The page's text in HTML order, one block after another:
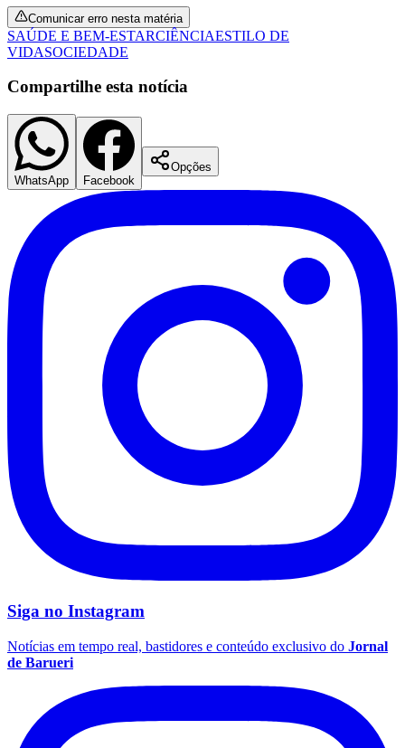
Flamengo
Comunicar erro nesta matéria
SAÚDE E BEM-ESTARCIÊNCIAESTILO DE
VIDASOCIEDADE
Compartilhe esta notícia
WhatsApp Facebook
Opções
Siga no Instagram
Notícias em tempo real, bastidores e conteúdo exclusivo do Jornal
de Barueri